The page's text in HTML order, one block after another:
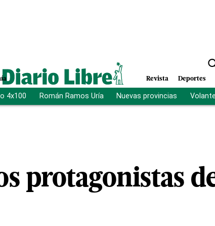
Revista Deportes
4x100 Román Ramos Uría Nuevas provincias
protagonistas